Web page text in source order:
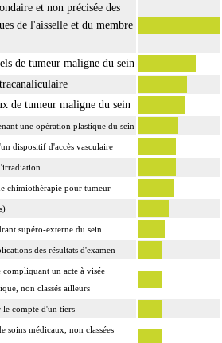
et non précisée des
de l'aisselle et du membre
de tumeur maligne du sein
de tumeur maligne du sein
une opération plastique du sein
dispositif d'accès vasculaire
chimiothérapie pour tumeur
supéro-externe du sein
des résultats d'examen
un acte à visée
non classés ailleurs
le compte d'un tiers
soins médicaux, non classées